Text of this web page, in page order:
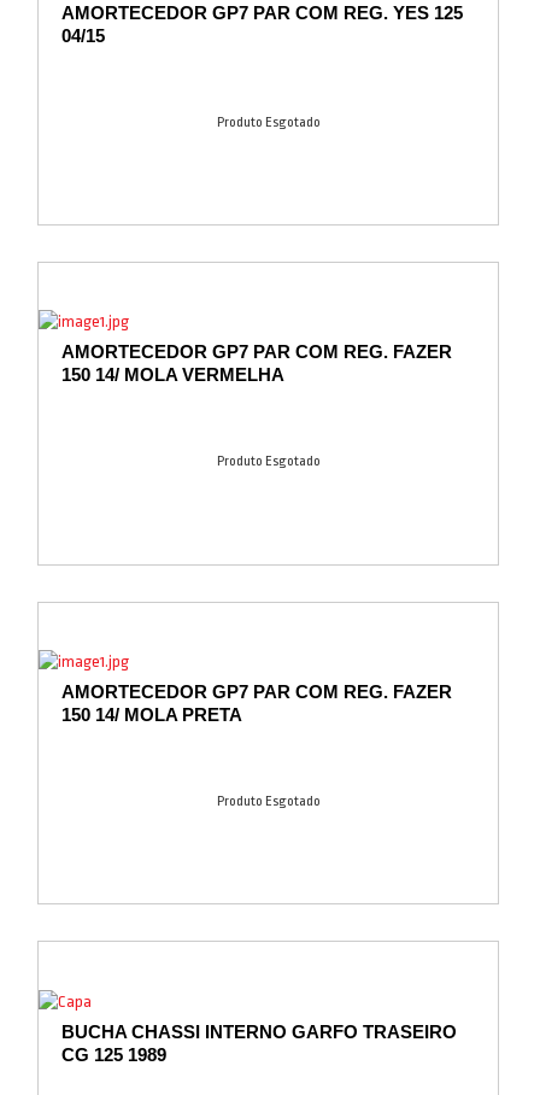
AMORTECEDOR GP7 PAR COM REG. YES 125
04/15
Produto Esgotado
AMORTECEDOR GP7 PAR COM REG. FAZER
150 14/ MOLA VERMELHA
Produto Esgotado
AMORTECEDOR GP7 PAR COM REG. FAZER
150 14/ MOLA PRETA
Produto Esgotado
BUCHA CHASSI INTERNO GARFO TRASEIRO
CG 125 1989